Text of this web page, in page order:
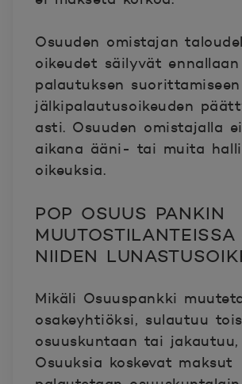
Osuuden omistajan
oikeudet säilyvät ennallaan
palautuksen
jälkipalautusoikeuden
asti. Osuuden omistajalla
aikana ääni- tai muita
oikeuksia.
POP OSUUS PANKIN
NIIDEN
Mikäli Osuuspankki
osakeyhtiöksi, sulautuu
osuuskuntaan tai jakautuu,
Osuuksia koskevat maksut